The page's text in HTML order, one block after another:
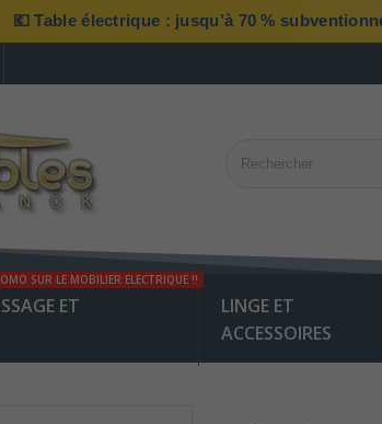
💶 Table électrique : jusqu’à 70 %
ET
SUR LE MOBILIER ELECTRIQUE !!
LINGE ET
ACCESSOIRES